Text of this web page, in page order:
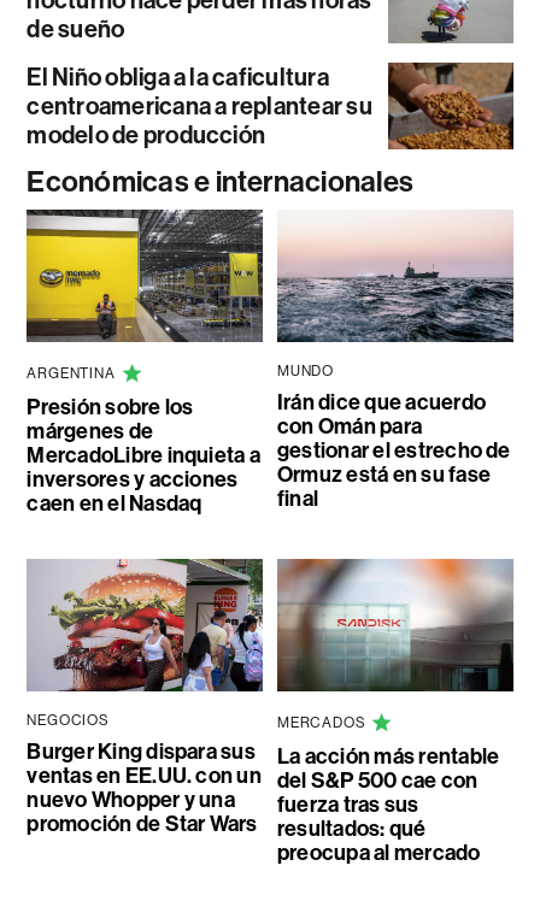
de sueño
El Niño obliga a la caficultura
centroamericana a replantear su
modelo de producción
Económicas e internacionales
ARGENTINA
Presión sobre los
márgenes de
MercadoLibre inquieta a
inversores y acciones
caen en el Nasdaq
MUNDO
Irán dice que acuerdo
con Omán para
gestionar el estrecho de
Ormuz está en su fase
final
NEGOCIOS
Burger King dispara sus
ventas en EE.UU. con un
nuevo Whopper y una
promoción de Star Wars
MERCADOS
La acción más rentable
del S&P 500 cae con
fuerza tras sus
resultados: qué
preocupa al mercado